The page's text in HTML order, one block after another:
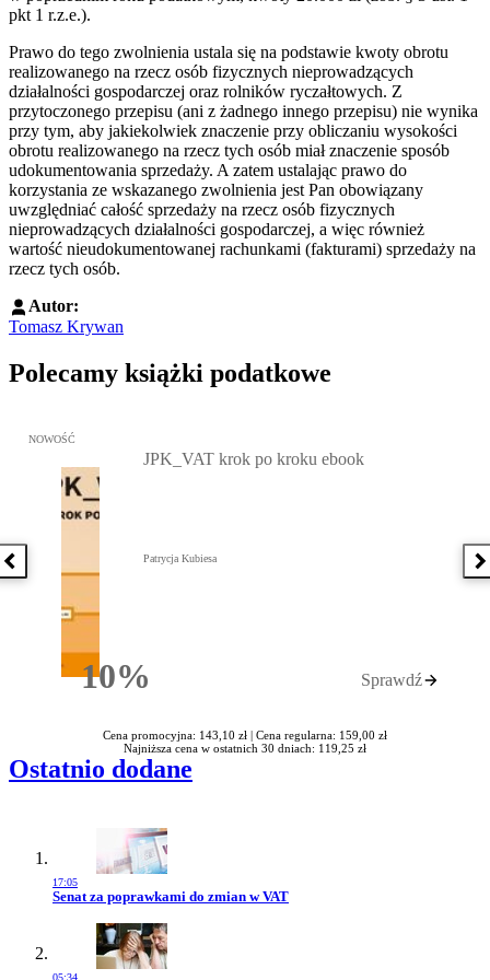
pkt 1 r.z.e.).
Prawo do tego zwolnienia ustala się na podstawie kwoty obrotu
realizowanego na rzecz osób fizycznych nieprowadzących
działalności gospodarczej oraz rolników ryczałtowych. Z
przytoczonego przepisu (ani z żadnego innego przepisu) nie wynika
przy tym, aby jakiekolwiek znaczenie przy obliczaniu wysokości
obrotu realizowanego na rzecz tych osób miał znaczenie sposób
udokumentowania sprzedaży. A zatem ustalając prawo do
korzystania ze wskazanego zwolnienia jest Pan obowiązany
uwzględniać całość sprzedaży na rzecz osób fizycznych
nieprowadzących działalności gospodarczej, a więc również
wartość nieudokumentowanej rachunkami (fakturami) sprzedaży na
rzecz tych osób.
Autor:
Tomasz Krywan
Polecamy książki podatkowe
Poprzednia książka
Przejdź do: JPK_VAT krok po kroku ebook, Patrycja Kubiesa -
NOWOŚĆ
10%Rabatu
JPK_VAT krok po kroku ebook
Patrycja Kubiesa
Sprawdź
Cena promocyjna: 143,10 zł | Cena regularna: 159,00 zł
Najniższa cena w ostatnich 30 dniach: 119,25 zł
Ostatnio dodane
17:05
Przejdź do artykułu:
Senat za poprawkami do zmian w VAT
05:34